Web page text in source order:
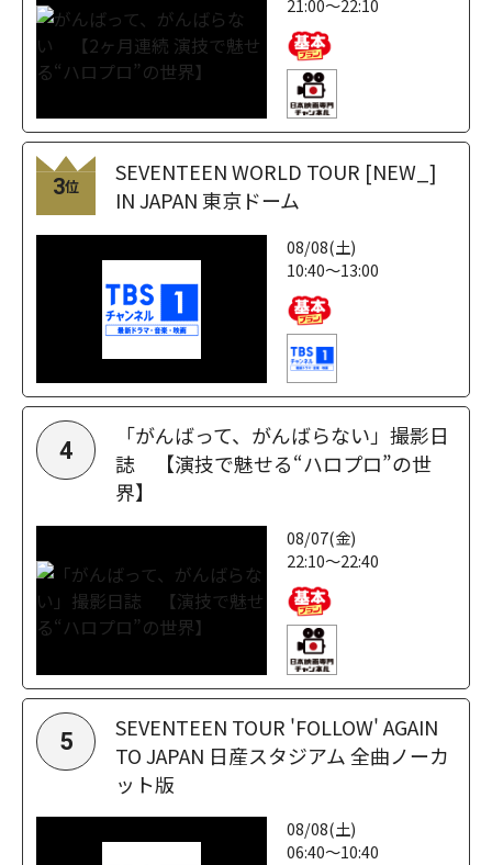
21:00～22:10
3位
SEVENTEEN WORLD TOUR [NEW_]
IN JAPAN 東京ドーム
08/08(土)
10:40～13:00
4
「がんばって、がんばらない」撮影日
誌 【演技で魅せる“ハロプロ”の世
界】
08/07(金)
22:10～22:40
5
SEVENTEEN TOUR 'FOLLOW' AGAIN
TO JAPAN 日産スタジアム 全曲ノーカ
ット版
08/08(土)
06:40～10:40